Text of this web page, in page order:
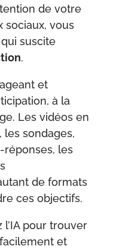
de votre
sociaux, vous
suscite
.
et
à la
Les vidéos en
les sondages,
réponses, les
de formats
ces objectifs.
l’IA pour trouver
et